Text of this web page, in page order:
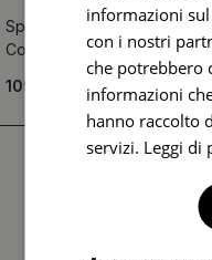
Specchio circolare stampato
Contorno della foglia
109.99 €
informazioni
con i nostri
che potrebbero
informazioni
hanno raccolto
servizi. Leggi di